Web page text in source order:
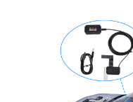
Broadcasting e
acquirenti di auto vuole
veicolo. E sempre più
dell’FM offre qualità priva